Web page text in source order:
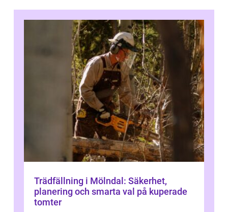
Trädfällning i Mölndal: Säkerhet,
planering och smarta val på kuperade
tomter